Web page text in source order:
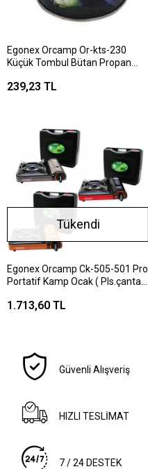
Egonex Orcamp Or-kts-230
Küçük Tombul Bütan Propan
239,23 TL
Tükendi
Egonex Orcamp Ck-505-501 Pro
Portatif Kamp Ocak ( Pls.çantalı
1.713,60 TL
Güvenli Alışveriş
HIZLI TESLİMAT
7 / 24 DESTEK